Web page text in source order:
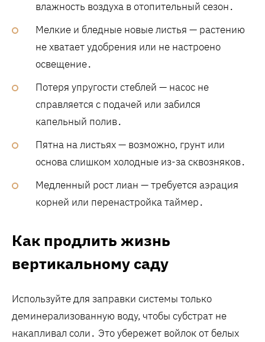
влажность воздуха в отопительный сезон․
Мелкие и бледные новые листья — растению
не хватает удобрения или не настроено
освещение․
Потеря упругости стеблей — насос не
справляется с подачей или забился
капельный полив․
Пятна на листьях — возможно, грунт или
основа слишком холодные из-за сквозняков․
Медленный рост лиан — требуется аэрация
корней или перенастройка таймер․
Как продлить жизнь
вертикальному саду
Используйте для заправки системы только
деминерализованную воду, чтобы субстрат не
накапливал соли․ Это убережет войлок от белых